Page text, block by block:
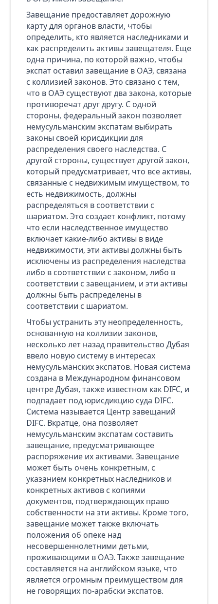
Завещание предоставляет дорожную
карту для органов власти, чтобы
определить, кто является наследниками и
как распределить активы завещателя. Еще
одна причина, по которой важно, чтобы
экспат оставил завещание в ОАЭ, связана
с коллизией законов. Это связано с тем,
что в ОАЭ существуют два закона, которые
противоречат друг другу. С одной
стороны, федеральный закон позволяет
немусульманским экспатам выбирать
законы своей юрисдикции для
распределения своего наследства. С
другой стороны, существует другой закон,
который предусматривает, что все активы,
связанные с недвижимым имуществом, то
есть недвижимость, должны
распределяться в соответствии с
шариатом. Это создает конфликт, потому
что если наследственное имущество
включает какие-либо активы в виде
недвижимости, эти активы должны быть
исключены из распределения наследства
либо в соответствии с законом, либо в
соответствии с завещанием, и эти активы
должны быть распределены в
соответствии с шариатом.
Чтобы устранить эту неопределенность,
основанную на коллизии законов,
несколько лет назад правительство Дубая
ввело новую систему в интересах
немусульманских экспатов. Новая система
создана в Международном финансовом
центре Дубая, также известном как DIFC, и
подпадает под юрисдикцию суда DIFC.
Система называется Центр завещаний
DIFC. Вкратце, она позволяет
немусульманским экспатам составить
завещание, предусматривающее
распоряжение их активами. Завещание
может быть очень конкретным, с
указанием конкретных наследников и
конкретных активов с копиями
документов, подтверждающих право
собственности на эти активы. Кроме того,
завещание может также включать
положения об опеке над
несовершеннолетними детьми,
проживающими в ОАЭ. Также завещание
составляется на английском языке, что
является огромным преимуществом для
не говорящих по-арабски экспатов.